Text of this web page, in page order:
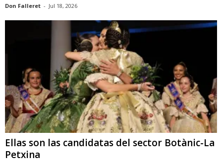
Don Falleret - Jul 18, 2026
Ellas son las candidatas del sector Botànic-La
Petxina